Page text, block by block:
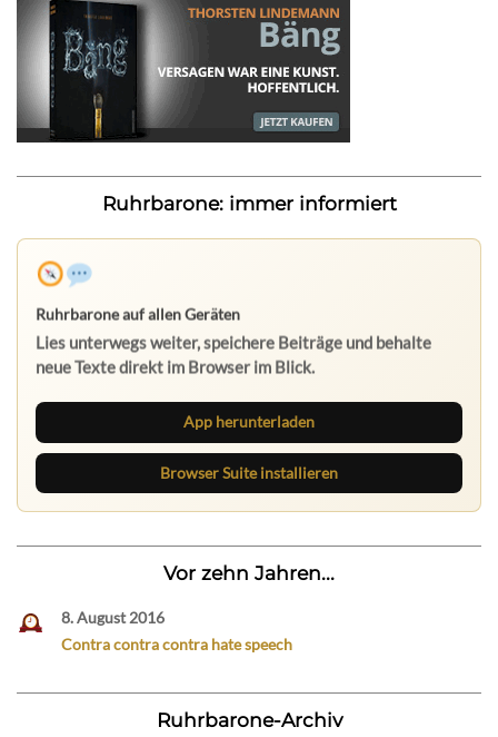
Ruhrbarone: immer informiert
Ruhrbarone auf allen Geräten
Lies unterwegs weiter, speichere Beiträge und behalte
neue Texte direkt im Browser im Blick.
App herunterladen
Browser Suite installieren
Vor zehn Jahren...
8. August 2016
Contra contra contra hate speech
Ruhrbarone-Archiv